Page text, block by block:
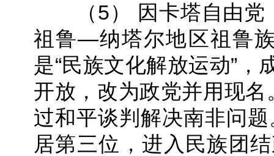
（5） 因卡塔自由党
祖鲁—纳塔尔地区祖鲁
是“民族文化解放运动”
开放，改为政党并用现
过和平谈判解决南非问
居第三位，进入民族团